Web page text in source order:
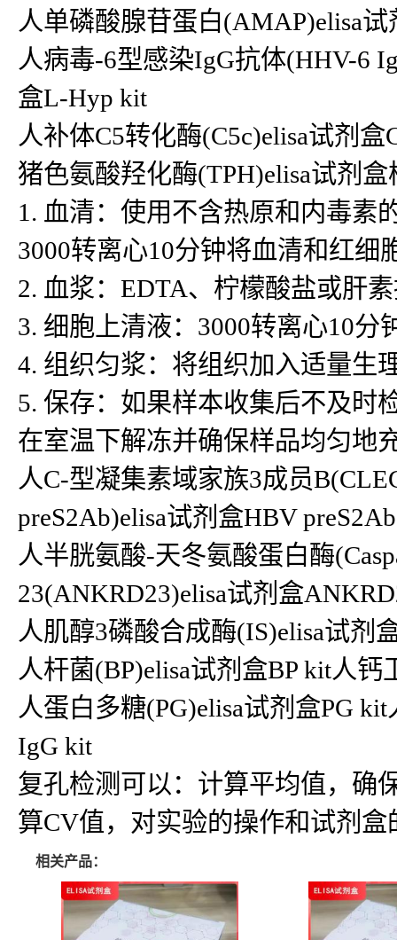
人单磷酸腺苷蛋白(AMAP)elisa
人病毒-6型感染IgG抗体(HHV-6
盒L-Hyp kit
人补体C5转化酶(C5c)elisa试剂
猪色氨酸羟化酶(TPH)elisa试剂
1. 血清：使用不含热原和内毒素
3000转离心10分钟将血清和红细
2. 血浆：EDTA、柠檬酸盐或肝
3. 细胞上清液：3000转离心10分
4. 组织匀浆：将组织加入适量生
5. 保存：如果样本收集后不及
在室温下解冻并确保样品均匀地
人C-型凝集素域家族3成员
preS2Ab)elisa试剂盒HBV
人半胱氨酸-天冬氨酸蛋白酶
23(ANKRD23)elisa试剂盒
人肌醇3磷酸合成酶(IS)elisa试剂
人杆菌(BP)elisa试剂盒BP kit人
人蛋白多糖(PG)elisa试剂盒PG
IgG kit
复孔检测可以：计算平均值，确
算CV值，对实验的操作和试剂
相关产品：